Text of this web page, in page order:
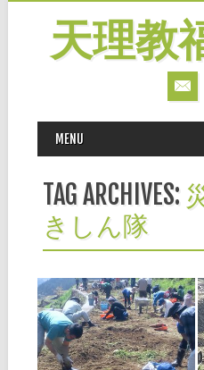
天理教
MAIN MENU
MENU
TAG ARCHIVES:
きしん隊
2013.05.01
災救隊 福岡教区隊短
報〈16〉
４月27日、28日の両日、県の
災害ボランティア連絡会の要